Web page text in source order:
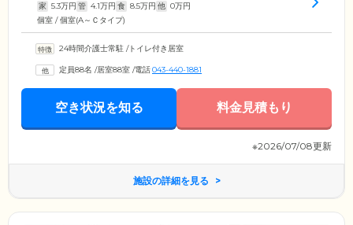
家 5.3万円 管 4.1万円 食 8.5万円 他 0万円
個室 / 個室(A～Ｃタイプ)
24時間介護士常駐 /トイレ付き居室
定員88名 /居室88室 /電話043-440-1881
空き状況を知る 料金見積もり
※2026/07/08更新
施設の詳細を見る